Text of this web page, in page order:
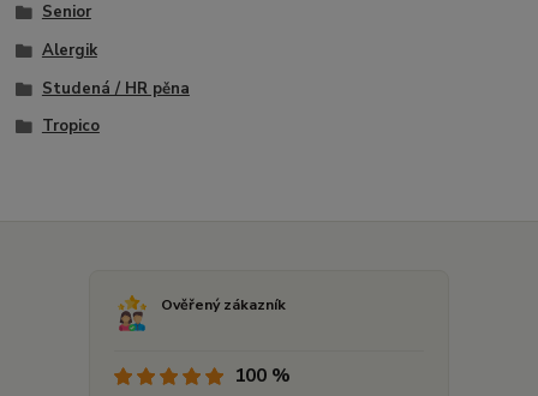
Senior
Alergik
Studená / HR pěna
Tropico
Ověřený zákazník
100 %